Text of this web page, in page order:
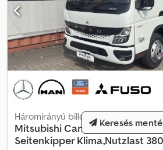
Háromirányú billenő teherautó
MitsubishiCanter 7C18 3-
Seitenkipper Klima,Nutzlast
Keresés